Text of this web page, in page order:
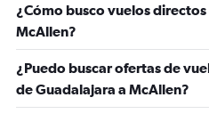
¿Cómo busco vuelos
McAllen?
¿Puedo buscar ofertas de
de Guadalajara a McAllen?